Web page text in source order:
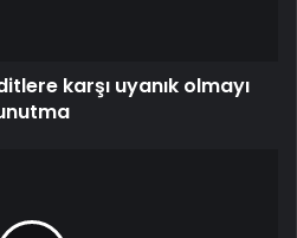
karşı uyanık olmayı